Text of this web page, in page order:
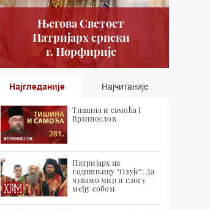
Његова Светост
Патријарх српски
г. Порфирије
Најгледаније Најчитаније
Тишина и самоћа I
Врлинослов
Патријарх на
годишњицу "Олује": Да
чувамо мир и слогу
међу собом